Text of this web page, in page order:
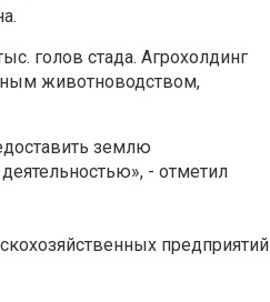
голов стада. Агрохолдинг
животноводством,
землю
- отметил
предприятий